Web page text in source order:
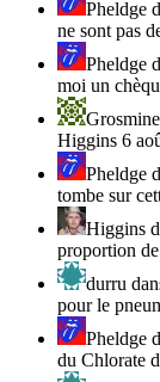
Pheldge
ne sont pas
Pheldge
moi un
Higgins 6
Pheldge
tombe sur
Higgins
proportion
durru
pour le
Pheldge
du Chlorate